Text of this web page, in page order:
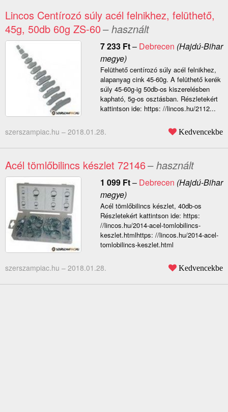
Lincos Centírozó súly acél felnikhez, felüthető,
45g, 50db 60g ZS-60– használt
7 233 Ft– Debrecen (Hajdú-Bihar
megye)
Felüthető centírozó súly acél felnikhez,
alapanyag cink 45-60g. A felüthető kerék
súly 45-60g-ig 50db-os kiszerelésben
kapható, 5g-os osztásban. Részletekért
kattintson ide: https: //lincos.hu/2112...
szerszampiac.hu – 2018.01.28. Kedvencekbe
Acél tömlőbilincs készlet 72146– használt
1 099 Ft– Debrecen (Hajdú-Bihar
megye)
Acél tömlőbilincs készlet, 40db-os
Részletekért kattintson ide: https:
//lincos.hu/2014-acel-tomlobilincs-
keszlet.htmlhttps: //lincos.hu/2014-acel-
tomlobilincs-keszlet.html
szerszampiac.hu – 2018.01.28. Kedvencekbe